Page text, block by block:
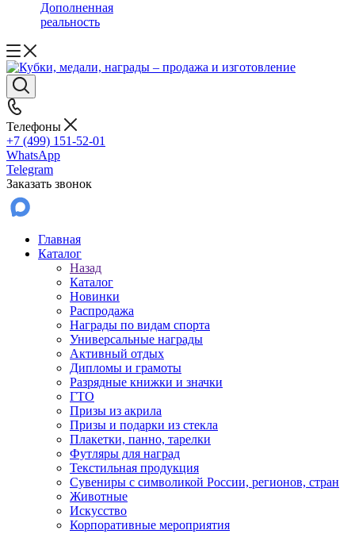
Дополненная
реальность
Телефоны
+7 (499) 151-52-01
WhatsApp
Telegram
Заказать звонок
Главная
Каталог
Назад
Каталог
Новинки
Распродажа
Награды по видам спорта
Универсальные награды
Активный отдых
Дипломы и грамоты
Разрядные книжки и значки
ГТО
Призы из акрила
Призы и подарки из стекла
Плакетки, панно, тарелки
Футляры для наград
Текстильная продукция
Сувениры с символикой России, регионов, стран
Животные
Искусство
Корпоративные мероприятия